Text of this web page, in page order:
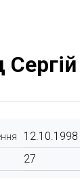
12.10.1998
27